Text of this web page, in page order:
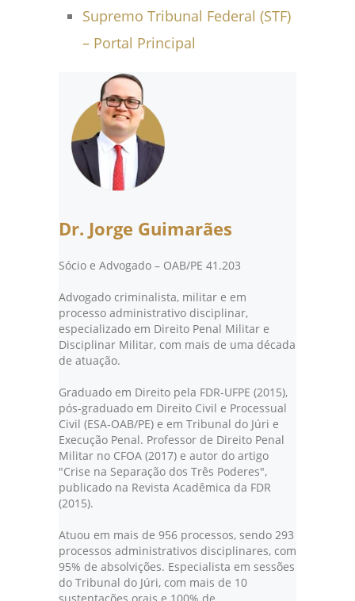
Supremo Tribunal Federal (STF)
– Portal Principal
Dr. Jorge Guimarães
Sócio e Advogado – OAB/PE 41.203
Advogado criminalista, militar e em
processo administrativo disciplinar,
especializado em Direito Penal Militar e
Disciplinar Militar, com mais de uma década
de atuação.
Graduado em Direito pela FDR-UFPE (2015),
pós-graduado em Direito Civil e Processual
Civil (ESA-OAB/PE) e em Tribunal do Júri e
Execução Penal. Professor de Direito Penal
Militar no CFOA (2017) e autor do artigo
"Crise na Separação dos Três Poderes",
publicado na Revista Acadêmica da FDR
(2015).
Atuou em mais de 956 processos, sendo 293
processos administrativos disciplinares, com
95% de absolvições. Especialista em sessões
do Tribunal do Júri, com mais de 10